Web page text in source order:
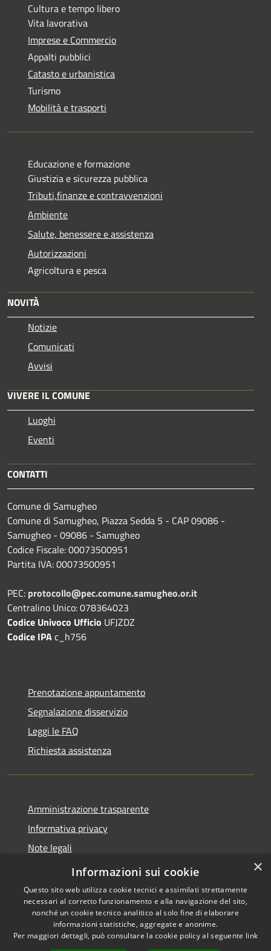
Cultura e tempo libero
Vita lavorativa
Imprese e Commercio
Appalti pubblici
Catasto e urbanistica
Turismo
Mobilità e trasporti
Educazione e formazione
Giustizia e sicurezza pubblica
Tributi,finanze e contravvenzioni
Ambiente
Salute, benessere e assistenza
Autorizzazioni
Agricoltura e pesca
NOVITÀ
Notizie
Comunicati
Avvisi
VIVERE IL COMUNE
Luoghi
Eventi
CONTATTI
Comune di Samugheo
Comune di Samugheo, Piazza Sedda 5 - CAP 09086 -
Samugheo - 09086 - Samugheo
Codice Fiscale: 00073500951
Partita IVA: 00073500951
PEC: protocollo@pec.comune.samugheo.or.it
Centralino Unico: 078364023
Codice Univoco Ufficio UFJZDZ
Codice IPAc_h756
Prenotazione appuntamento
Segnalazione disservizio
Leggi le FAQ
Richiesta assistenza
Amministrazione trasparente
Informativa privacy
Note legali
Dichiarazione di accessibilità
Accessibilità
Copyright © 2026 • Comune di
Samugheo • Powered by
×
Informazioni sui cookie
Questo sito web utilizza cookie tecnici e assimilati strettamente
necessari al corretto funzionamento e alla navigazione del sito,
nonché un cookie tecnico analitico al solo fine di elaborare
informazioni statistiche, aggregate e anonime.
Per maggiori dettagli, può consultare la cookie policy al seguente link